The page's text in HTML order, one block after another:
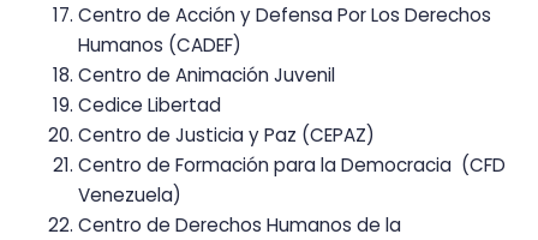
Centro de Acción y Defensa Por Los Derechos
Humanos (CADEF)
Centro de Animación Juvenil
Cedice Libertad
Centro de Justicia y Paz (CEPAZ)
Centro de Formación para la Democracia (CFD
Venezuela)
Centro de Derechos Humanos de la